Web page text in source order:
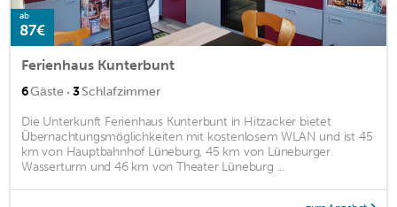
ab
87€
Ferienhaus Kunterbunt
6Gäste · 3Schlafzimmer
Die Unterkunft Ferienhaus Kunterbunt in Hitzacker bietet
Übernachtungsmöglichkeiten mit kostenlosem WLAN und ist 45
km von Hauptbahnhof Lüneburg, 45 km von Lüneburger
Wasserturm und 46 km von Theater Lüneburg ...